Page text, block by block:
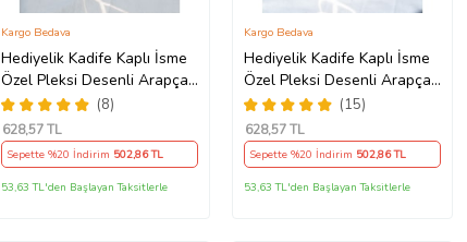
Hediyelik Kadife Kaplı İsme
Özel Pleksi Desenli Arapça
Orta Boy Kuranı Kerim
Lacivert
(8)
Kargo Bedava
628,57 TL
Sepette %20 İndirim 502,86 TL
53,63 TL'den Başlayan Taksitlerle
Hediyelik Kadife Kaplı İsme
Özel Pleksi Desenli Arapça
Orta Boy Kuranı Kerim
Bordo
(15)
Kargo Bedava
628,57 TL
Sepette %20 İndirim 502,86 TL
53,63 TL'den Başlayan Taksitlerle